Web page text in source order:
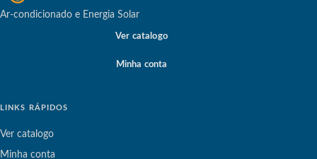
Ar-condicionado e Energia Solar
Ver catalogo
Minha conta
LINKS RÁPIDOS
Ver catalogo
Minha conta